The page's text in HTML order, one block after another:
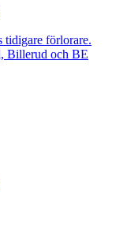
tidigare förlorare.
Billerud och BE